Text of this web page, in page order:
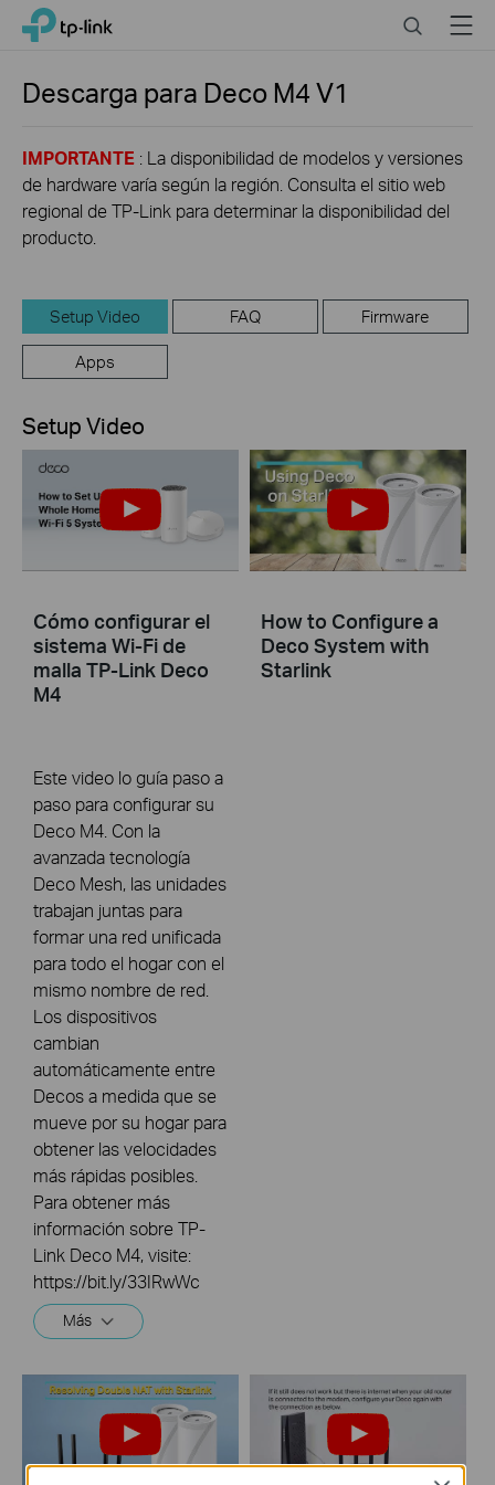
Click
navigation
TP-Link, Reliably Smart SearchMenu
Descarga para Deco M4V1
IMPORTANTE : La disponibilidad de modelos y versiones
de hardware varía según la región. Consulta el sitio web
regional de TP-Link para determinar la disponibilidad del
producto.
Setup Video FAQ Firmware
Apps
Setup Video
Cómo configurar el
sistema Wi-Fi de
malla TP-Link Deco
M4
Este video lo guía paso a
paso para configurar su
Deco M4. Con la
avanzada tecnología
Deco Mesh, las unidades
trabajan juntas para
formar una red unificada
para todo el hogar con el
mismo nombre de red.
Los dispositivos
cambian
automáticamente entre
Decos a medida que se
mueve por su hogar para
obtener las velocidades
más rápidas posibles.
Para obtener más
información sobre TP-
Link Deco M4, visite:
https://bit.ly/33IRwWc
Más
How to Configure a
Deco System with
Starlink